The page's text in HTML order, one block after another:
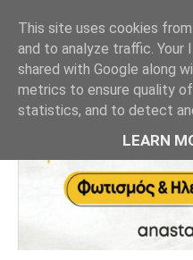
This site uses cookies
and to analyze traffic. Your
shared with Google along
metrics to ensure quality
statistics, and to detect
LEARN